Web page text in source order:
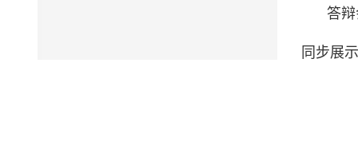
答
同步展